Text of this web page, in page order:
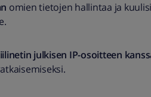
omien tietojen hallintaa ja
julkisen IP-osoitteen